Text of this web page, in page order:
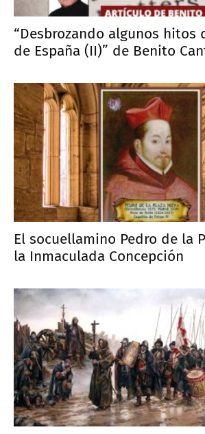
“Desbrozando algunos hitos
de España (II)” de Benito
El socuellamino Pedro de la
la Inmaculada Concepción